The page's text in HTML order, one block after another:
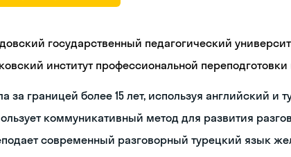
государственный педагогический
институт профессиональной
за границей более 15 лет, используя английский и
коммуникативный метод для развития
современный разговорный турецкий язык